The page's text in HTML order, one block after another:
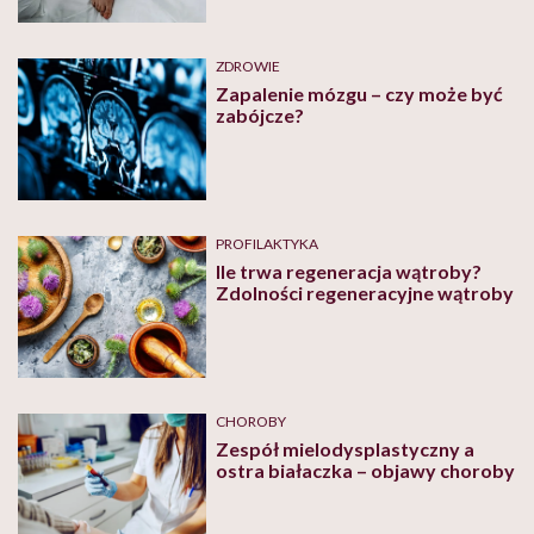
ZDROWIE
Zapalenie mózgu – czy może być
zabójcze?
PROFILAKTYKA
Ile trwa regeneracja wątroby?
Zdolności regeneracyjne wątroby
CHOROBY
Zespół mielodysplastyczny a
ostra białaczka – objawy choroby